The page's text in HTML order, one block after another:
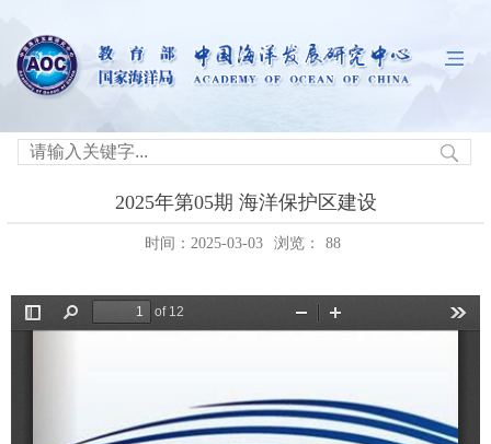
2025年第05期 海洋保护区建设
时间：2025-03-03 浏览： 88